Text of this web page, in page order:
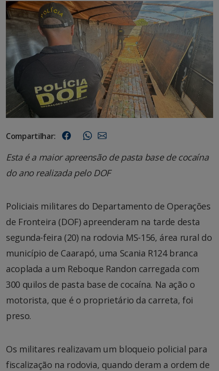
Compartilhar:
Esta é a maior apreensão de pasta base de cocaína
do ano realizada pelo DOF
Policiais militares do Departamento de Operações
de Fronteira (DOF) apreenderam na tarde desta
segunda-feira (20) na rodovia MS-156, área rural do
município de Caarapó, uma Scania R124 branca
acoplada a um Reboque Randon carregada com
300 quilos de pasta base de cocaína. Na ação o
motorista, que é o proprietário da carreta, foi
preso.
Os militares realizavam um bloqueio policial para
fiscalização na rodovia, quando deram a ordem de